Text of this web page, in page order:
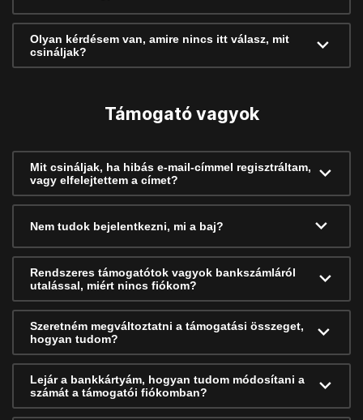
Olyan kérdésem van, amire nincs itt válasz, mit
csináljak?
Támogató vagyok
Mit csináljak, ha hibás e-mail-címmel regisztráltam,
vagy elfelejtettem a címet?
Nem tudok bejelentkezni, mi a baj?
Rendszeres támogatótok vagyok bankszámláról
utalással, miért nincs fiókom?
Szeretném megváltoztatni a támogatási összeget,
hogyan tudom?
Lejár a bankkártyám, hogyan tudom módosítani a
számát a támogatói fiókomban?